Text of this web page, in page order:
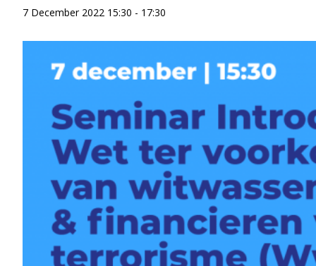
7 December 2022 15:30 - 17:30